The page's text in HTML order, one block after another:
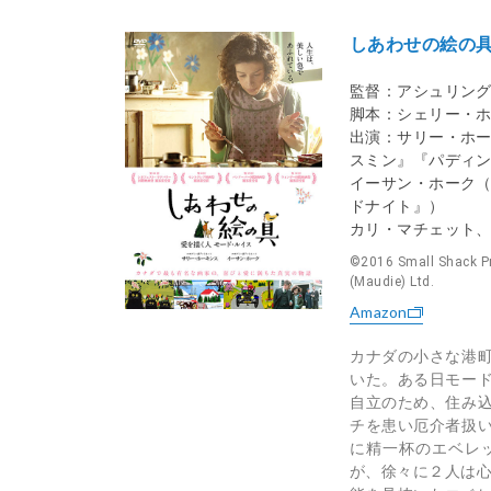
しあわせの絵
監督：アシュリン
脚本：シェリー・
出演：サリー・ホ
スミン』『パディ
イーサン・ホーク
ドナイト』）
カリ・マチェット
©2016 Small Shack
(Maudie) Ltd.
Amazon
カナダの小さな港
いた。ある日モー
自立のため、住み
チを患い厄介者扱
に精一杯のエベレ
が、徐々に２人は